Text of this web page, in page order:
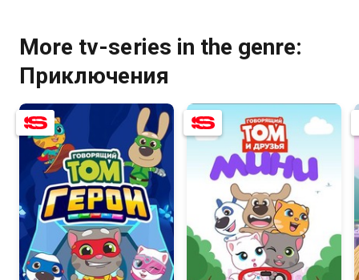
More tv-series in the genre:
Приключения